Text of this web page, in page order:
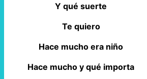
Y qué suerte
Te quiero
Hace mucho era niño
Hace mucho y qué importa